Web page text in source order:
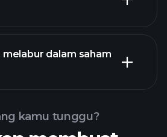
laporan kewangan
melabur dalam saham
kamu tunggu?